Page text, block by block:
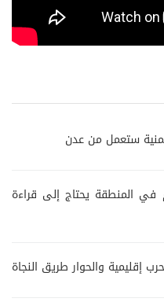
ستعمل من عدن
في المنطقة يحتاج إلى قراءة
إقليمية والحوار طريق النجاة